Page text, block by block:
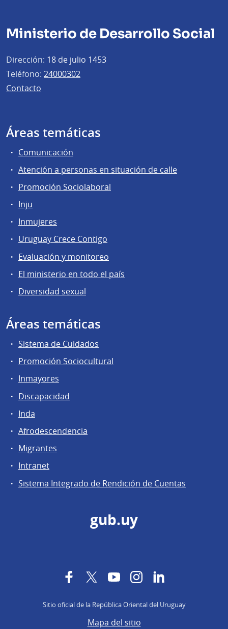
Ministerio de Desarrollo Social
Dirección: 18 de julio 1453
Teléfono: 24000302
Contacto
Áreas temáticas
Comunicación
Atención a personas en situación de calle
Promoción Sociolaboral
Inju
Inmujeres
Uruguay Crece Contigo
Evaluación y monitoreo
El ministerio en todo el país
Diversidad sexual
Áreas temáticas
Sistema de Cuidados
Promoción Sociocultural
Inmayores
Discapacidad
Inda
Afrodescendencia
Migrantes
Intranet
Sistema Integrado de Rendición de Cuentas
gub.uy
FacebookTwitterYouTubeInstagram
Sitio oficial de la República Oriental del Uruguay
Mapa del sitio